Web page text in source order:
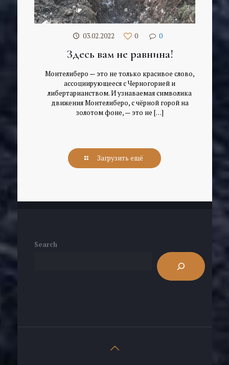
03.02.2022 0 0
Здесь вам не равнина!
Монтелиберо — это не только красивое слово,
ассоциирующееся с Черногорией и
либертарианством. И узнаваемая символика
движения Монтелиберо, с чёрной горой на
золотом фоне, — это не […]
Загрузить ещё
Search